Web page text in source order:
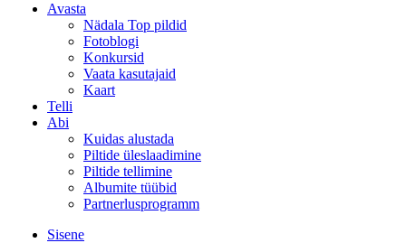
Avasta
Nädala Top pildid
Fotoblogi
Konkursid
Vaata kasutajaid
Kaart
Telli
Abi
Kuidas alustada
Piltide üleslaadimine
Piltide tellimine
Albumite tüübid
Partnerlusprogramm
Sisene